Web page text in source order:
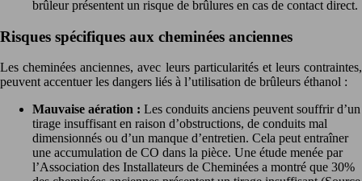
brûleur présentent un risque de brûlures en cas de contact direct.
Risques spécifiques aux cheminées anciennes
Les cheminées anciennes, avec leurs particularités et leurs contraintes,
peuvent accentuer les dangers liés à l’utilisation de brûleurs éthanol :
Mauvaise aération : Les conduits anciens peuvent souffrir d’un
tirage insuffisant en raison d’obstructions, de conduits mal
dimensionnés ou d’un manque d’entretien. Cela peut entraîner
une accumulation de CO dans la pièce. Une étude menée par
l’Association des Installateurs de Cheminées a montré que 30%